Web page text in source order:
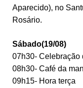
Aparecido), no
Rosário.
Sábado(19/08)
07h30- Celebração
08h30- Café da
09h15- Hora terça